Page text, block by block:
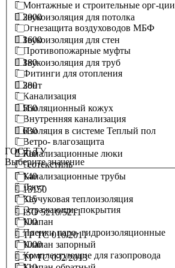
Монтажные и строительные орг-ции
Огнезащита воздуховодов МБФ
Противопожарные муфты
Фитинги для отопления
Канализация
Внутренняя канализация
Ветро- влагозащита
Геотекстиль
Джут
Отражающие покрытия
Пленки паро- гидроизоляционные
Комплектующие для газопровода
Звукоизоляция для потолка
Звукоизоляция для стен
Звукоизоляция для труб
Зонт
Изоляционный кожух
Изоляция в системе Теплый пол
Канализационные люки
Канализационные трубы
Каучуковая теплоизоляция
Клапан
Клапан запорный
2000
1600
180
280
560
630
710
140
315
100
1000
ГОСТ, ТУ
Выберите значение
15150
ISO 5210/5211
ТР ТС 010/2011
ТР ТС 032/2013